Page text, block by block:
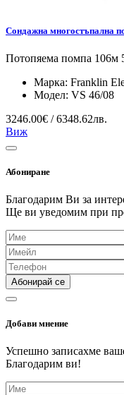
Сондажна многостъпална
Потопяема помпа 106м
Марка: Franklin
Модел: VS 46/08
3246.00€ / 6348.62лв.
Виж
Абониране
Благодарим Ви за
Ще ви уведомим при
Абонирай се
Добави мнение
Успешно записахме
Благодарим ви!